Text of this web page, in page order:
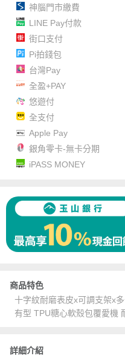
神腦門市繳費
LINE Pay付款
街口支付
Pi拍錢包
台灣Pay
全盈+PAY
悠遊付
全支付
Apple Pay
銀角零卡-無卡分期
iPASS MONEY
商品特色
十字紋耐磨表皮x可調支架x
有型 TPU糖心軟殼包覆愛機
詳細介紹